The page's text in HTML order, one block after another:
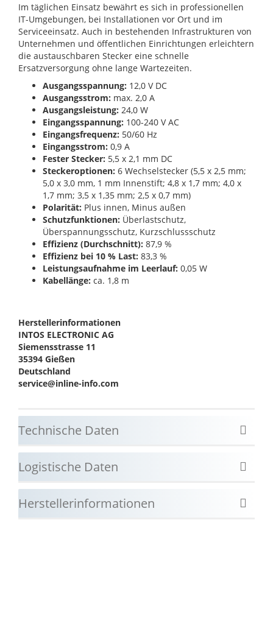
Im täglichen Einsatz bewährt es sich in professionellen
IT-Umgebungen, bei Installationen vor Ort und im
Serviceeinsatz. Auch in bestehenden Infrastrukturen von
Unternehmen und öffentlichen Einrichtungen erleichtern
die austauschbaren Stecker eine schnelle
Ersatzversorgung ohne lange Wartezeiten.
Ausgangsspannung: 12,0 V DC
Ausgangsstrom: max. 2,0 A
Ausgangsleistung: 24,0 W
Eingangsspannung: 100-240 V AC
Eingangsfrequenz: 50/60 Hz
Eingangsstrom: 0,9 A
Fester Stecker: 5,5 x 2,1 mm DC
Steckeroptionen: 6 Wechselstecker (5,5 x 2,5 mm;
5,0 x 3,0 mm, 1 mm Innenstift; 4,8 x 1,7 mm; 4,0 x
1,7 mm; 3,5 x 1,35 mm; 2,5 x 0,7 mm)
Polarität: Plus innen, Minus außen
Schutzfunktionen: Überlastschutz,
Überspannungsschutz, Kurzschlussschutz
Effizienz (Durchschnitt): 87,9 %
Effizienz bei 10 % Last: 83,3 %
Leistungsaufnahme im Leerlauf: 0,05 W
Kabellänge: ca. 1,8 m
Herstellerinformationen
INTOS ELECTRONIC AG
Siemensstrasse 11
35394 Gießen
Deutschland
service@inline-info.com
Technische Daten
Logistische Daten
Herstellerinformationen